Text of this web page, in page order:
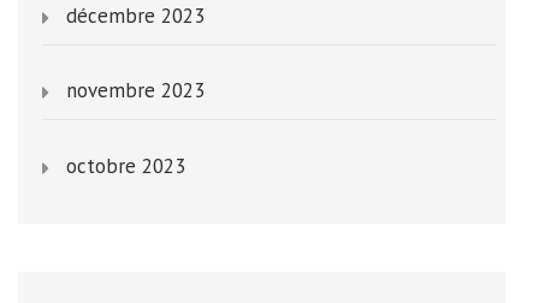
décembre 2023
novembre 2023
octobre 2023